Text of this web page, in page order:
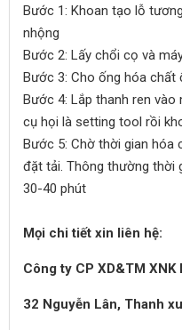
Bước 1: Khoan tạo lỗ
nhộng
Bước 2: Lấy chổi cọ và
Bước 3: Cho ống hóa chất
Bước 4: Lắp thanh ren
cụ họi là setting tool rồi
Bước 5: Chờ thời gian hóa
đặt tải. Thông thường thời
30-40 phút
Mọi chi tiết xin liên hệ:
Công ty CP XD&TM XNK
32 Nguyễn Lân, Thanh